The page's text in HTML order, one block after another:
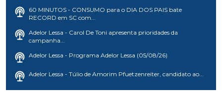
60 MINUTOS - CONSUMO para o DIA DOS PAIS bate
RECORD em SC com...
Adelor Lessa - Carol De Toni apresenta prioridades da
campanha...
Adelor Lessa - Programa Adelor Lessa (05/08/26)
Adelor Lessa - Túlio de Amorim Pfuetzenreiter, candidato ao...